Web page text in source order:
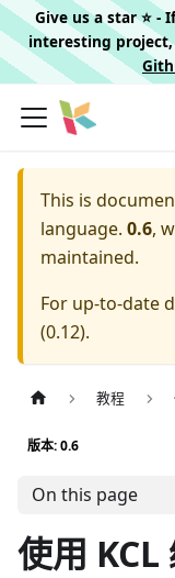
Give us a star ⭐️ -
interesting
This is
language. 0.6,
maintained.
For up-to-date
(0.12).
教程
版本: 0.6
On this page
使用 KCL